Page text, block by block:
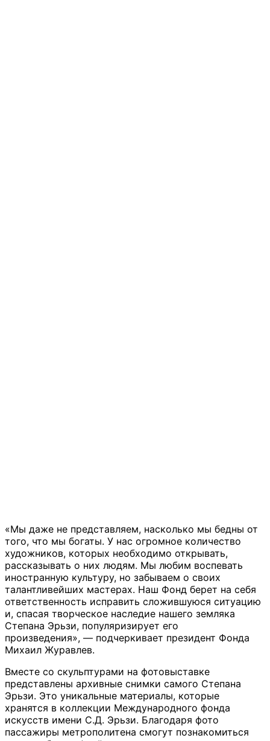
«Мы даже не представляем, насколько мы бедны от
того, что мы богаты. У нас огромное количество
художников, которых необходимо открывать,
рассказывать о них людям. Мы любим воспевать
иностранную культуру, но забываем о своих
талантливейших мастерах. Наш Фонд берет на себя
ответственность исправить сложившуюся ситуацию
и, спасая творческое наследие нашего земляка
Степана Эрьзи, популяризирует его
произведения», — подчеркивает президент Фонда
Михаил Журавлев.
Вместе со скульптурами на фотовыставке
представлены архивные снимки самого Степана
Эрьзи. Это уникальные материалы, которые
хранятся в коллекции Международного фонда
искусств имени С.Д. Эрьзи. Благодаря фото
пассажиры метрополитена смогут познакомиться